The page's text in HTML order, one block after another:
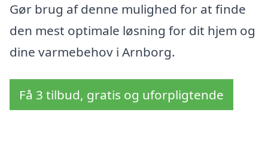
Gør brug af denne mulighed for at finde
den mest optimale løsning for dit hjem og
dine varmebehov i Arnborg.
Få 3 tilbud, gratis og uforpligtende